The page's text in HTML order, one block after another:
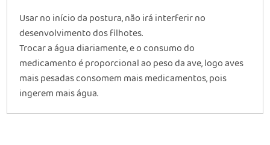
Usar no início da postura, não irá interferir no
desenvolvimento dos filhotes.
Trocar a água diariamente, e o consumo do
medicamento é proporcional ao peso da ave, logo aves
mais pesadas consomem mais medicamentos, pois
ingerem mais água.